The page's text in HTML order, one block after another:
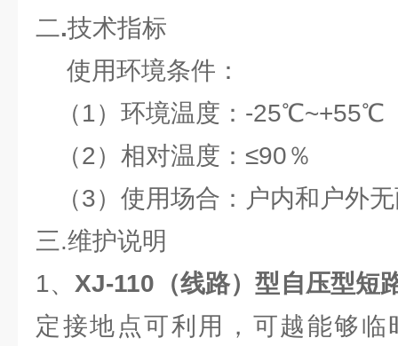
二.技术指标
使用环境条件：
（1）环境温度：-25℃~+55℃
（2）相对温度：≤90％
（3）使用场合：户内和户外
三.维护说明
1、 XJ-110（线路）型自压型短
定接地点可利用，可越能够